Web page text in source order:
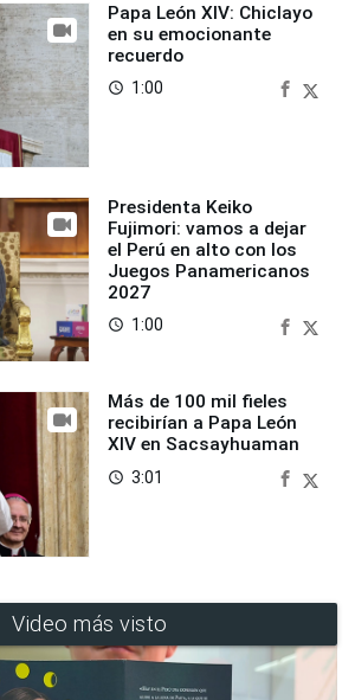
Papa León XIV: Chiclayo
en su emocionante
recuerdo
access_time 1:00
Presidenta Keiko
Fujimori: vamos a dejar
el Perú en alto con los
Juegos Panamericanos
2027
access_time 1:00
Más de 100 mil fieles
recibirían a Papa León
XIV en Sacsayhuaman
access_time 3:01
Video más visto